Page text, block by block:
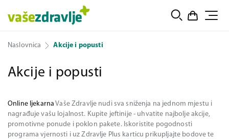
Naslovnica Akcije i popusti
Akcije i popusti
Online ljekarna Vaše Zdravlje nudi sva sniženja na jednom mjestu i
nagrađuje vašu lojalnost. Kupite jeftinije - uhvatite najbolje akcije,
promotivne ponude i poklon pakete. Iskoristite pogodnosti
programa vjernosti i uz Zdravlje Plus karticu prikupljajte bodove te